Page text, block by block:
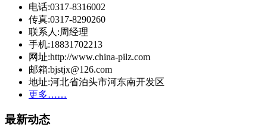
电话:0317-8316002
传真:0317-8290260
联系人:周经理
手机:18831702213
网址:http://www.china-pilz.com
邮箱:bjstjx@126.com
地址:河北省泊头市河东南开发区
更多……
最新动态